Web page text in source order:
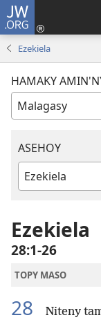
JW.ORG
Ezekiela
HAMAKY
ASEHOY
Boky
Amin’ny
Baiboly
Ezekiela
28:1-26
TOPY MASO
28 Niteny